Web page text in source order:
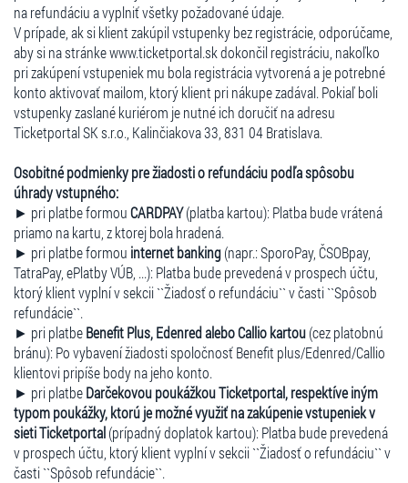
na refundáciu a vyplniť všetky požadované údaje.
V prípade, ak si klient zakúpil vstupenky bez registrácie, odporúčame,
aby si na stránke www.ticketportal.sk dokončil registráciu, nakoľko
pri zakúpení vstupeniek mu bola registrácia vytvorená a je potrebné
konto aktivovať mailom, ktorý klient pri nákupe zadával. Pokiaľ boli
vstupenky zaslané kuriérom je nutné ich doručiť na adresu
Ticketportal SK s.r.o., Kalinčiakova 33, 831 04 Bratislava.
Osobitné podmienky pre žiadosti o refundáciu podľa spôsobu
úhrady vstupného:
► pri platbe formouCARDPAY(platba kartou): Platba bude vrátená
priamo na kartu, z ktorej bola hradená.
► pri platbe formou internet banking(napr.: SporoPay, ČSOBpay,
TatraPay, ePlatby VÚB, ...): Platba bude prevedená v prospech účtu,
ktorý klient vyplní v sekcii ``Žiadosť o refundáciu`` v časti ``Spôsob
refundácie``.
► pri platbeBenefit Plus, Edenred alebo Callio kartou(cez platobnú
bránu): Po vybavení žiadosti spoločnosť Benefit plus/Edenred/Callio
klientovi pripíše body na jeho konto.
► pri platbeDarčekovou poukážkou Ticketportal, respektíve iným
typom poukážky, ktorú je možné využiť na zakúpenie vstupeniek v
sieti Ticketportal(prípadný doplatok kartou): Platba bude prevedená
v prospech účtu, ktorý klient vyplní v sekcii ``Žiadosť o refundáciu`` v
časti ``Spôsob refundácie``.